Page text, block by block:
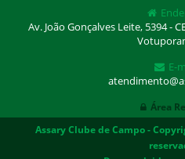
Av. João Gonçalves Leite, 5394 -
E-
Área
Assary Clube de Campo -